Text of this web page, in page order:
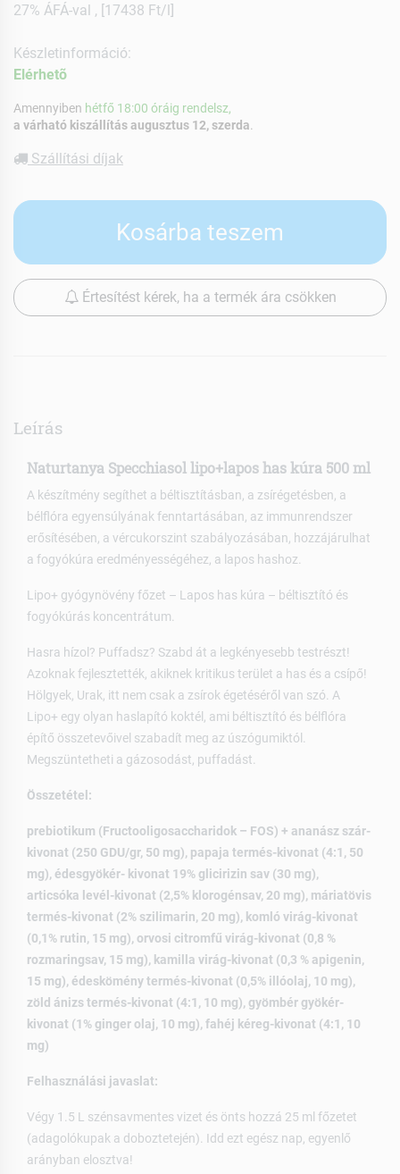
27% ÁFÁ-val , [17438 Ft/l]
Készletinformáció:
Elérhetõ
Amennyiben hétfő 18:00 óráig rendelsz,
a várható kiszállítás augusztus 12, szerda
Szállítási díjak
Kosárba teszem
Értesítést kérek, ha a termék ára csökken
Leírás
Naturtanya Specchiasol lipo+lapos has kúra 500 ml
A készítmény segíthet a béltisztításban, a zsírégetésben, a
bélflóra egyensúlyának fenntartásában, az immunrendszer
erősítésében, a vércukorszint szabályozásában, hozzájárulhat
a fogyókúra eredményességéhez, a lapos hashoz.
Lipo+ gyógynövény főzet – Lapos has kúra – béltisztító és
fogyókúrás koncentrátum.
Hasra hízol? Puffadsz? Szabd át a legkényesebb testrészt!
Azoknak fejlesztették, akiknek kritikus terület a has és a csípő!
Hölgyek, Urak, itt nem csak a zsírok égetéséről van szó. A
Lipo+ egy olyan haslapító koktél, ami béltisztító és bélflóra
építő összetevőivel szabadít meg az úszógumiktól.
Megszüntetheti a gázosodást, puffadást.
Összetétel:
prebiotikum (Fructooligosaccharidok – FOS) + ananász szár-
kivonat (250 GDU/gr, 50 mg), papaja termés-kivonat (4:1, 50
mg), édesgyökér- kivonat 19% glicirizin sav (30 mg),
articsóka levél-kivonat (2,5% klorogénsav, 20 mg), máriatövis
termés-kivonat (2% szilimarin, 20 mg), komló virág-kivonat
(0,1% rutin, 15 mg), orvosi citromfű virág-kivonat (0,8 %
rozmaringsav, 15 mg), kamilla virág-kivonat (0,3 % apigenin,
15 mg), édeskömény termés-kivonat (0,5% illóolaj, 10 mg),
zöld ánizs termés-kivonat (4:1, 10 mg), gyömbér gyökér-
kivonat (1% ginger olaj, 10 mg), fahéj kéreg-kivonat (4:1, 10
mg)
Felhasználási javaslat:
Végy 1.5 L szénsavmentes vizet és önts hozzá 25 ml főzetet
(adagolókupak a doboztetején). Idd ezt egész nap, egyenlő
arányban elosztva!